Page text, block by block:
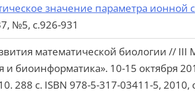
значение параметра ионной
№5, с.926-931
математической биологии //
и биоинформатика». 10-15 октября
288 c. ISBN 978-5-317-03411-5, 2010,